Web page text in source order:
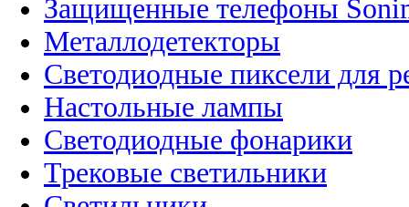
Защищенные телефоны
Металлодетекторы
Светодиодные пиксели для
Настольные лампы
Светодиодные фонарики
Трековые светильники